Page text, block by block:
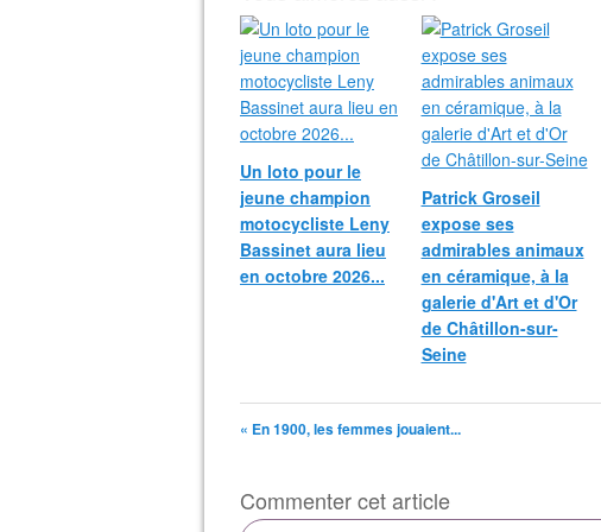
Un loto pour le
jeune champion
motocycliste Leny
Bassinet aura lieu
en octobre 2026...
Patrick Groseil
expose ses
admirables animaux
en céramique, à la
galerie d'Art et d'Or
de Châtillon-sur-
Seine
« En 1900, les femmes jouaient...
Commenter cet article